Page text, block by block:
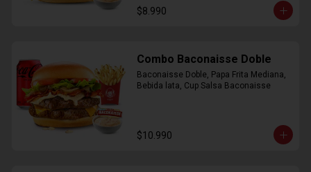
$8.990
Combo Baconaisse Doble
Baconaisse Doble, Papa Frita Mediana,
Bebida lata, Cup Salsa Baconaisse
$10.990